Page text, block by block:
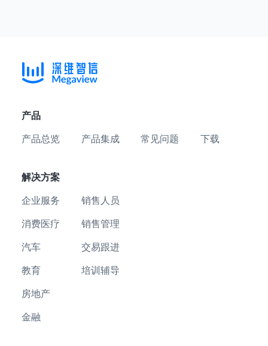
产品
产品总览 产品集成 常见问题 下载
解决方案
企业服务
消费医疗
汽车
教育
房地产
金融
销售人员
销售管理
交易跟进
培训辅导